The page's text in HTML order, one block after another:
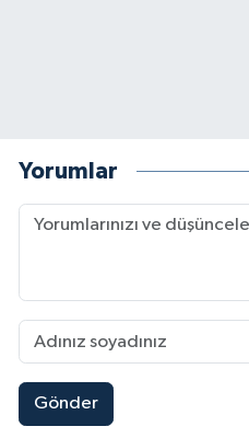
Yorumlar
Gönder